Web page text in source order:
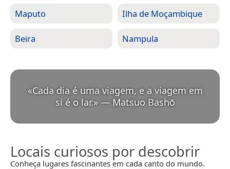
Maputo Ilha de Moçambique
Beira Nampula
«Cada dia é uma viagem, e a viagem em
si é o lar.» — Matsuo Bashō
Locais curiosos por descobrir
Conheça lugares fascinantes em cada canto do mundo.